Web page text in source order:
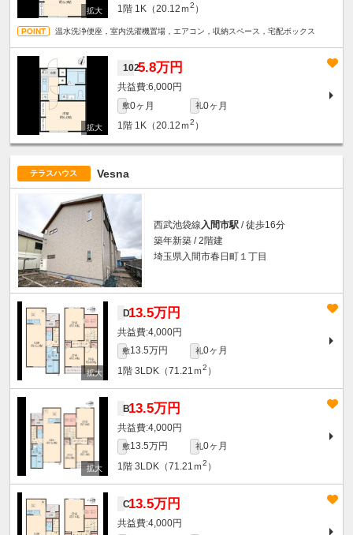
1階 1K（20.12ｍ2 ）
温水洗浄便座，室内洗濯機置場，エアコン，収納スペース，宅配ボックス
1025.8万円
6,000円
敷0ヶ月 礼0ヶ月
1階 1K（20.12ｍ2 ）
テラスハウス Vesna
西武池袋線入間市駅 / 徒歩16分
築年新築 / 2階建
埼玉県入間市春日町１丁目
D13.5万円
4,000円
敷13.5万円 礼0ヶ月
1階 3LDK（71.21ｍ2 ）
B13.5万円
4,000円
敷13.5万円 礼0ヶ月
1階 3LDK（71.21ｍ2 ）
C13.5万円
4,000円